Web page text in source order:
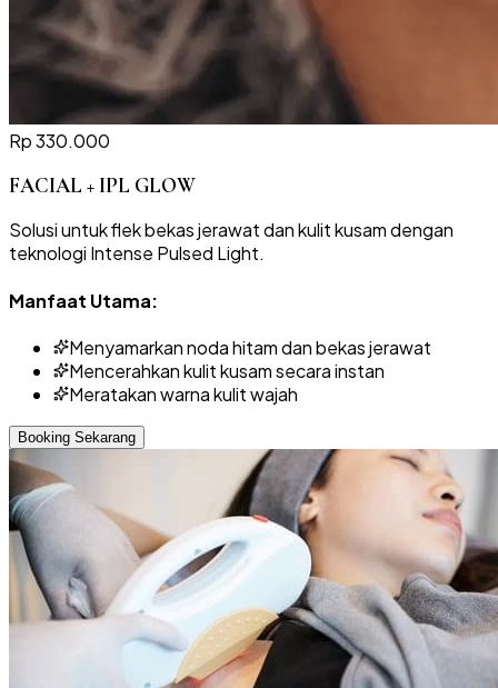
Rp 330.000
FACIAL + IPL GLOW
Solusi untuk flek bekas jerawat dan kulit kusam dengan
teknologi Intense Pulsed Light.
Manfaat Utama:
Menyamarkan noda hitam dan bekas jerawat
Mencerahkan kulit kusam secara instan
Meratakan warna kulit wajah
Booking Sekarang